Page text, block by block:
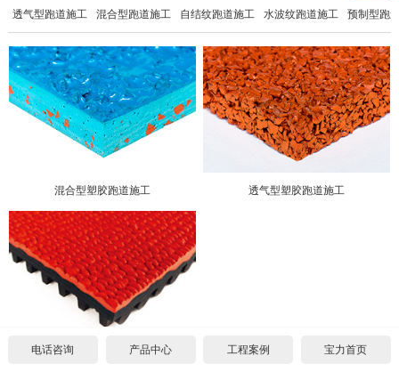
透气型跑道施工 混合型跑道施工 自结纹跑道施工 水波纹跑道施工 预制型跑
混合型塑胶跑道施工 透气型塑胶跑道施工
预制型塑胶跑道施工
设计图纸下载
招标文件下载
设计图纸下载
沥青基础要求
招标文件下载
设计图纸下载
水泥基础要求
沥青基础要求
招标文件下载
设计图纸下载
中标公示
场地造价
常见问题
公司新闻
联系宝力
关于我们
联系方式
合作伙伴
电话咨询 产品中心 工程案例 宝力首页